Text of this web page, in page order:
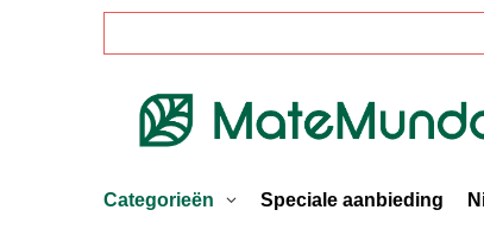
Categorieën Speciale aanbieding